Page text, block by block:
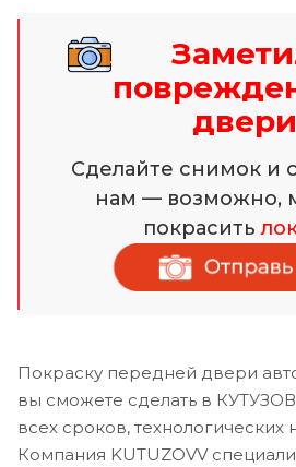
Сделайте снимок и
нам — возможно,
покрасить
Покраску передней двери
вы сможете сделать в
всех сроков,
Компания KUTUZOVV